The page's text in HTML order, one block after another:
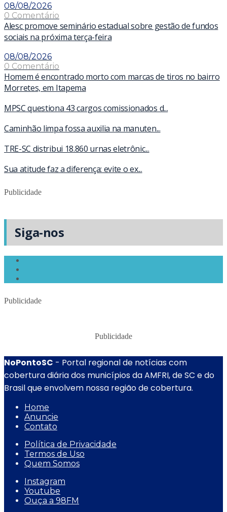
08/08/2026
0 Comentário
Alesc promove seminário estadual sobre gestão de fundos
sociais na próxima terça-feira
08/08/2026
0 Comentário
Homem é encontrado morto com marcas de tiros no bairro
Morretes, em Itapema
MPSC questiona 43 cargos comissionados d...
Caminhão limpa fossa auxilia na manuten...
TRE-SC distribui 18.860 urnas eletrônic...
Sua atitude faz a diferença: evite o ex...
Publicidade
Siga-nos
Publicidade
Publicidade
NoPontoSC - Portal regional de notícias com
cobertura diária dos municípios da AMFRI, de SC e do
Brasil que envolvem nossa região de cobertura.
Home
Anuncie
Contato
Política de Privacidade
Termos de Uso
Quem Somos
Instagram
Youtube
Ouça a 98FM